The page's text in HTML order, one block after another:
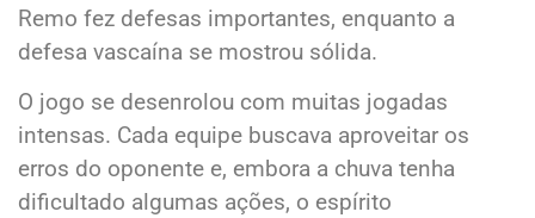
Remo fez defesas importantes, enquanto a
defesa vascaína se mostrou sólida.
O jogo se desenrolou com muitas jogadas
intensas. Cada equipe buscava aproveitar os
erros do oponente e, embora a chuva tenha
dificultado algumas ações, o espírito